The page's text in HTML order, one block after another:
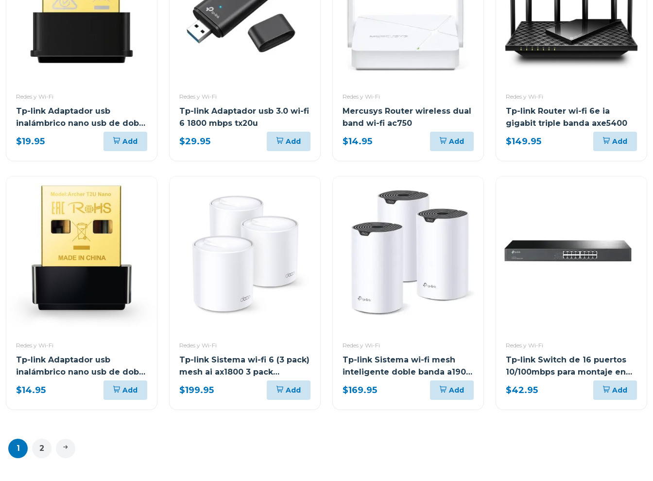
Redes y Wi-Fi
Tp-link Adaptador usb
inalámbrico nano usb de doble
banda ac1300 t3u nano
$19.95 Add
Redes y Wi-Fi
Tp-link Adaptador usb 3.0 wi-fi
6 1800 mbps tx20u
$29.95 Add
Redes y Wi-Fi
Mercusys Router wireless dual
band wi-fi ac750
$14.95 Add
Redes y Wi-Fi
Tp-link Router wi-fi 6e ia
gigabit triple banda axe5400
$149.95 Add
Redes y Wi-Fi
Tp-link Adaptador usb
inalámbrico nano usb de doble
banda ac600 t2u nano
$14.95 Add
Redes y Wi-Fi
Tp-link Sistema wi-fi 6 (3 pack)
mesh ai ax1800 3 pack
decox20
$199.95 Add
Redes y Wi-Fi
Tp-link Sistema wi-fi mesh
inteligente doble banda a1900
3 pack
$169.95 Add
Redes y Wi-Fi
Tp-link Switch de 16 puertos
10/100mbps para montaje en
rack tlsf10
$42.95 Add
1 2